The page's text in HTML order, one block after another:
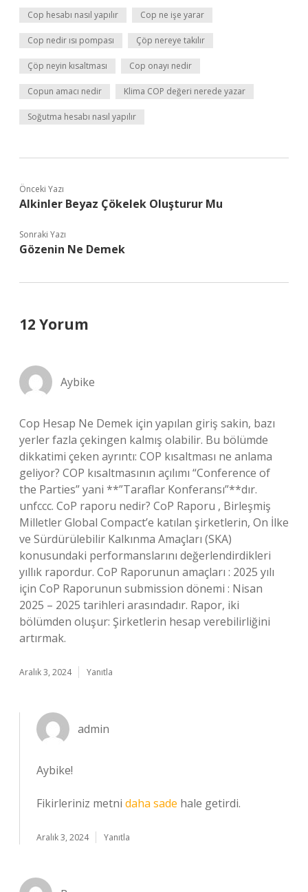
Cop hesabı nasıl yapılır Cop ne işe yarar
Cop nedir ısı pompası Çöp nereye takılır
Çöp neyin kısaltması Cop onayı nedir
Copun amacı nedir Klima COP değeri nerede yazar
Soğutma hesabı nasıl yapılır
Önceki Yazı
Alkinler Beyaz Çökelek Oluşturur Mu
Sonraki Yazı
Gözenin Ne Demek
12 Yorum
Aybike
Cop Hesap Ne Demek için yapılan giriş sakin, bazı
yerler fazla çekingen kalmış olabilir. Bu bölümde
dikkatimi çeken ayrıntı: COP kısaltması ne anlama
geliyor? COP kısaltmasının açılımı “Conference of
the Parties” yani **”Taraflar Konferansı”**dır.
unfccc. CoP raporu nedir? CoP Raporu , Birleşmiş
Milletler Global Compact’e katılan şirketlerin, On İlke
ve Sürdürülebilir Kalkınma Amaçları (SKA)
konusundaki performanslarını değerlendirdikleri
yıllık rapordur. CoP Raporunun amaçları : 2025 yılı
için CoP Raporunun submission dönemi : Nisan
2025 – 2025 tarihleri arasındadır. Rapor, iki
bölümden oluşur: Şirketlerin hesap verebilirliğini
artırmak.
Aralık 3, 2024 Yanıtla
admin
Aybike!
Fikirleriniz metni daha sade hale getirdi.
Aralık 3, 2024 Yanıtla